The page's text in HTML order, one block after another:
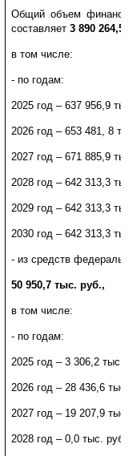
Общий объем
составляет 3 890 264,5
в том числе:
- по годам:
2025 год – 637 956,9
2026 год – 653 481, 8
2027 год – 671 885,9
2028 год – 642 313,3
2029 год – 642 313,3
2030 год – 642 313,3
- из средств
50 950,7 тыс. руб.,
в том числе:
- по годам:
2025 год – 3 306,2 тыс.
2026 год – 28 436,6 тыс.
2027 год – 19 207,9 тыс.
2028 год – 0,0 тыс. руб.;